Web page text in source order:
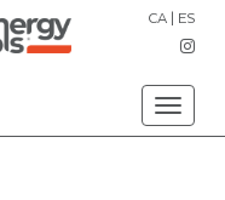
Toggle
CA | ES